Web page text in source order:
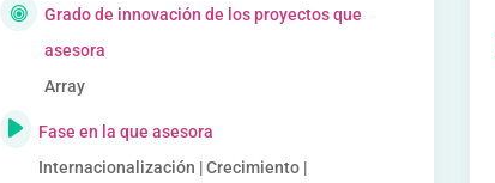
Grado de innovación de los proyectos que
asesora
Array
Fase en la que asesora
Internacionalización | Crecimiento |